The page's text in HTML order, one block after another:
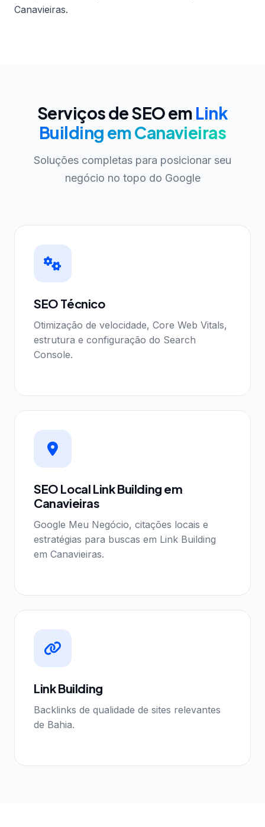
Canavieiras.
Serviços de SEO em Link
Building em Canavieiras
Soluções completas para posicionar seu
negócio no topo do Google
SEO Técnico
Otimização de velocidade, Core Web Vitals,
estrutura e configuração do Search
Console.
SEO Local Link Building em
Canavieiras
Google Meu Negócio, citações locais e
estratégias para buscas em Link Building
em Canavieiras.
Link Building
Backlinks de qualidade de sites relevantes
de Bahia.